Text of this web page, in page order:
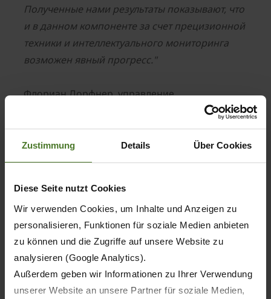
Zustimmung Details Über Cookies
Diese Seite nutzt Cookies
Wir verwenden Cookies, um Inhalte und Anzeigen zu
personalisieren, Funktionen für soziale Medien anbieten
zu können und die Zugriffe auf unsere Website zu
analysieren (Google Analytics).
Außerdem geben wir Informationen zu Ihrer Verwendung
unserer Website an unsere Partner für soziale Medien,
Полученные нами результаты показывают, что
и в данном компоненте за счет прецизионной
техники и интеллектуального мониторинга
возможен явный прогресс."
Флориан Дорфнер, управление
SILOKING:
"Высокая точность смешивания и
минимальные отклонения при загрузке
точности согласовать рационы с
потребностью животных. Это напрямую влияет
на здоровье животных и удойность."
Штефани Мурауер, менеджер по
международному маркетингу компании